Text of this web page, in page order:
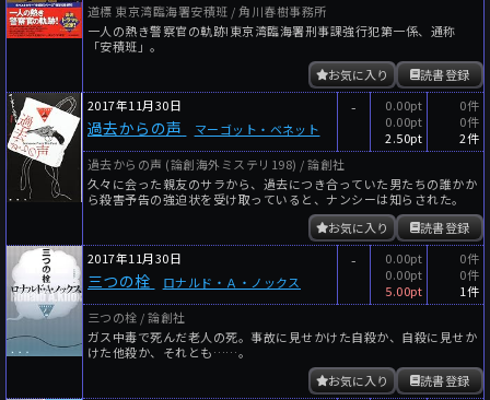
道標 東京湾臨海署安積班 / 角川春樹事務所
一人の熱き警察官の軌跡!東京湾臨海署刑事課強行犯第一係、通称
「安積班」。
読書登録
お気に入り
2017年11月30日
過去からの声 マーゴット・ベネット
-
0.00pt
0.00pt
2.50pt
0件
0件
2件
過去からの声 (論創海外ミステリ198) / 論創社
久々に会った親友のサラから、過去につき合っていた男たちの誰かか
ら殺害予告の強迫状を受け取っていると、ナンシーは知らされた。
読書登録
お気に入り
2017年11月30日
三つの栓 ロナルド・Ａ・ノックス
-
0.00pt
0.00pt
5.00pt
0件
0件
1件
三つの栓 / 論創社
ガス中毒で死んだ老人の死。事故に見せかけた自殺か、自殺に見せか
けた他殺か、それとも……。
読書登録
お気に入り